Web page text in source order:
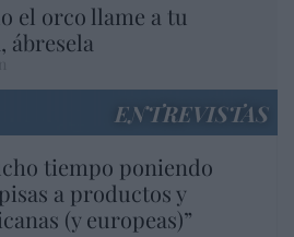
el orco llame a tu
ábresela
ENTREVISTAS
tiempo poniendo
a productos y
(y europeas)”